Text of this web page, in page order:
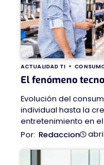
ACTUALIDAD TI
El fenómeno
Evolución del
individual hasta la
entretenimiento en
Redaccion